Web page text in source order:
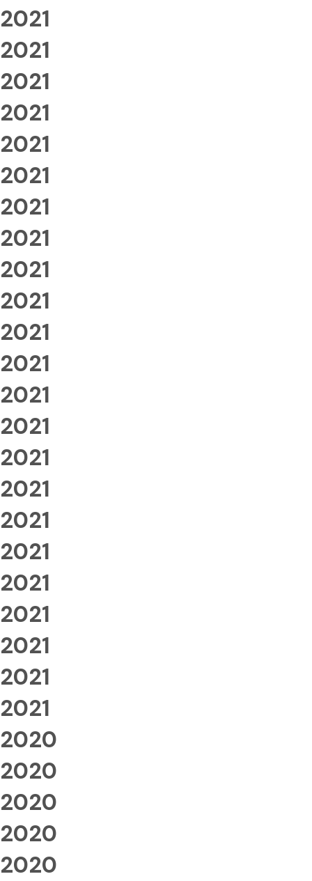
2021
2021
2021
2021
2021
2021
2021
2021
2021
2021
2021
2021
2021
2021
2021
2021
2021
2021
2021
2021
2021
2021
2021
2020
2020
2020
2020
2020